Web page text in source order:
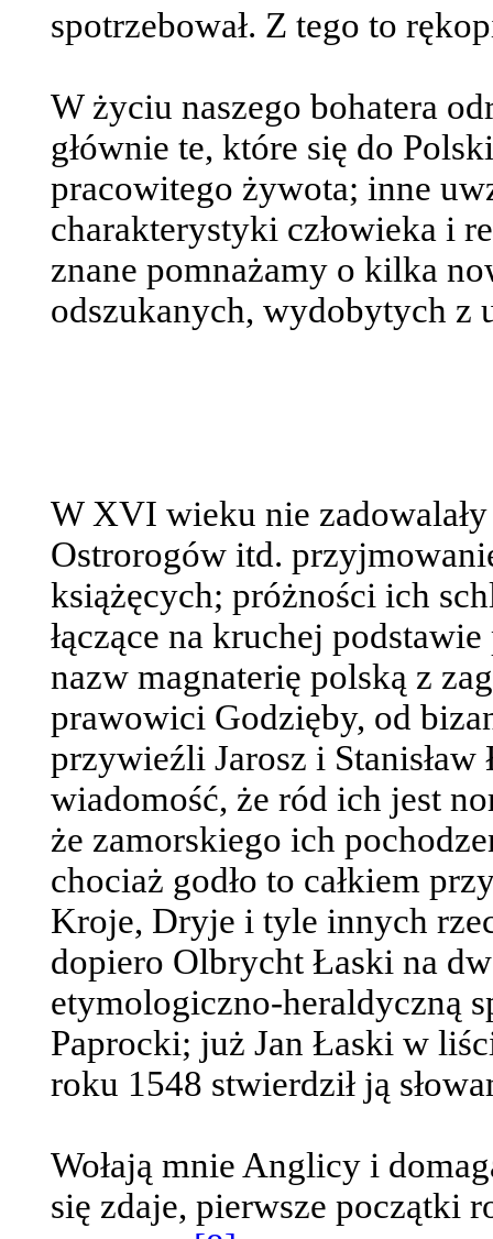
spotrzebował. Z tego to
W życiu naszego bohatera
głównie te, które się do
pracowitego żywota; inne
charakterystyki człowieka i
znane pomnażamy o kilka
odszukanych, wydobytych z
W XVI wieku nie
Ostrorogów itd.
książęcych; próżności ich
łączące na kruchej
nazw magnaterię polską z
prawowici Godzięby, od
przywieźli Jarosz i
wiadomość, że ród ich jest
że zamorskiego ich
chociaż godło to całkiem
Kroje, Dryje i tyle innych
dopiero Olbrycht Łaski na
etymologiczno-heraldyczną
Paprocki; już Jan Łaski w
roku 1548 stwierdził ją
Wołają mnie Anglicy i
się zdaje, pierwsze początki